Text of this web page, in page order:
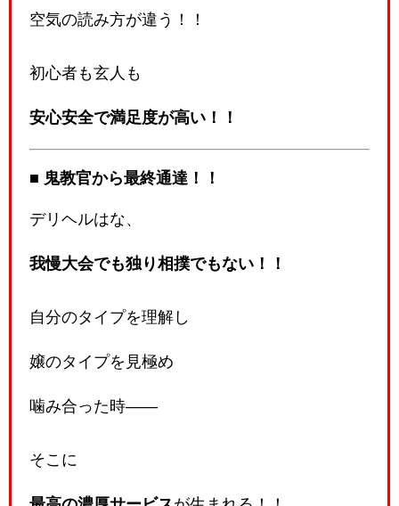
空気の読み方が違う！！
初心者も玄人も
安心安全で満足度が高い！！
■ 鬼教官から最終通達！！
デリヘルはな、
我慢大会でも独り相撲でもない！！
自分のタイプを理解し
嬢のタイプを見極め
噛み合った時――
そこに